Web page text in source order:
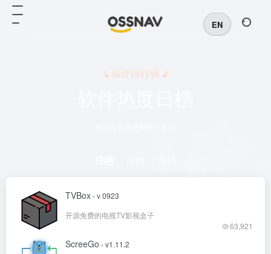
EN
软件排行榜
TVBox- v 0923
开源免费的电视TV影视盒子
63,921
ScreeGo - v1.11.2